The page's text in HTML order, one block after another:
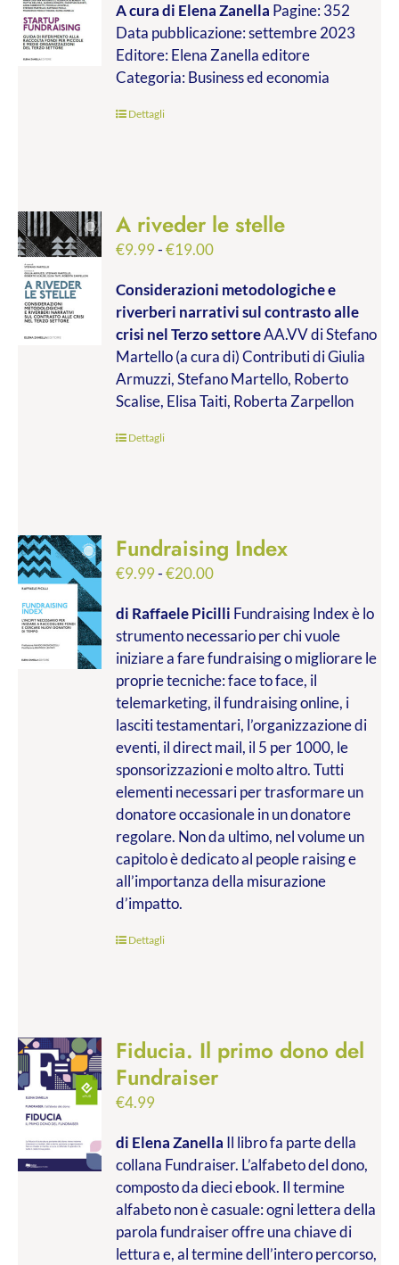
prezzo:
da
€24.99
a
A cura di Elena Zanella Pagine: 352
Data pubblicazione: settembre 2023
Editore: Elena Zanella editore
Categoria: Business ed economia
Dettagli
A riveder le stelle
€9.99-€19.00Fascia
prezzo:
da
€9.99
a
€19.00
Considerazioni metodologiche e
riverberi narrativi sul contrasto alle
crisi nel Terzo settoreAA.VV di Stefano
Martello (a cura di) Contributi di Giulia
Armuzzi, Stefano Martello, Roberto
Scalise, Elisa Taiti, Roberta Zarpellon
Dettagli
Fundraising Index
€9.99-€20.00Fascia
prezzo:
da
€9.99
a
€20.00
di Raffaele Picilli Fundraising Index è lo
strumento necessario per chi vuole
iniziare a fare fundraising o migliorare le
proprie tecniche: face to face, il
telemarketing, il fundraising online, i
lasciti testamentari, l’organizzazione di
eventi, il direct mail, il 5 per 1000, le
sponsorizzazioni e molto altro. Tutti
elementi necessari per trasformare un
donatore occasionale in un donatore
regolare. Non da ultimo, nel volume un
capitolo è dedicato al people raising e
all’importanza della misurazione
d’impatto.
Dettagli
Fiducia. Il primo dono del
Fundraiser
€4.99
di Elena Zanella Il libro fa parte della
collana Fundraiser. L’alfabeto del dono,
composto da dieci ebook. Il termine
alfabeto non è casuale: ogni lettera della
parola fundraiser offre una chiave di
lettura e, al termine dell’intero percorso,